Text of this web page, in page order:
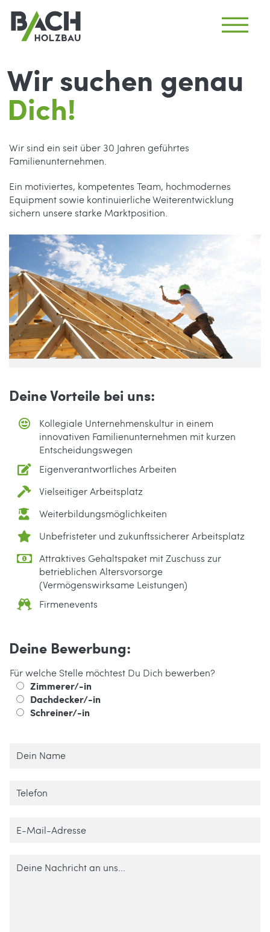
Wir suchen genau
Dich!
Wir sind ein seit über 30 Jahren geführtes
Familienunternehmen.
Ein motiviertes, kompetentes Team, hochmodernes
Equipment sowie kontinuierliche Weiterentwicklung
sichern unsere starke Marktposition.
Deine Vorteile bei uns:
Kollegiale Unternehmenskultur in einem
innovativen Familienunternehmen mit kurzen
Entscheidungswegen
Eigenverantwortliches Arbeiten
Vielseitiger Arbeitsplatz
Weiterbildungsmöglichkeiten
Unbefristeter und zukunftssicherer Arbeitsplatz
Attraktives Gehaltspaket mit Zuschuss zur
betrieblichen Altersvorsorge
(Vermögenswirksame Leistungen)
Firmenevents
Deine Bewerbung:
Für welche Stelle möchtest Du Dich bewerben?
Zimmerer/-in
Dachdecker/-in
Schreiner/-in